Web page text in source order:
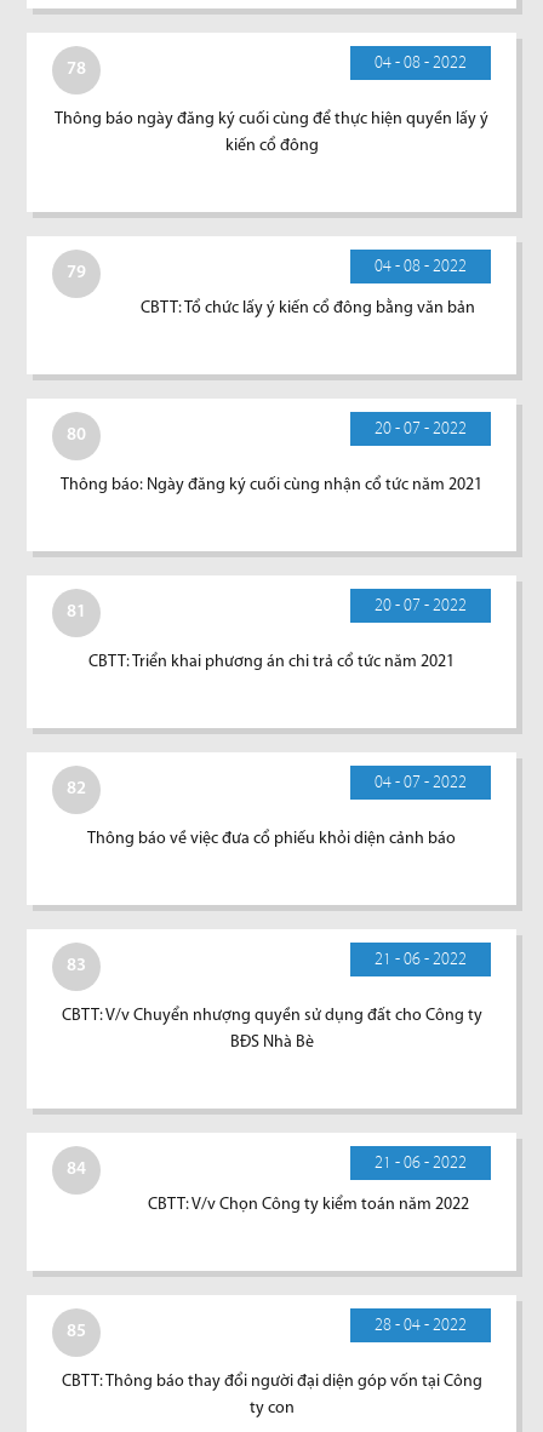
78 04 - 08 - 2022
Thông báo ngày đăng ký cuối cùng để thực hiện quyền lấy ý
kiến cổ đông
79 04 - 08 - 2022
CBTT: Tổ chức lấy ý kiến cổ đông bằng văn bản
80 20 - 07 - 2022
Thông báo: Ngày đăng ký cuối cùng nhận cổ tức năm 2021
81 20 - 07 - 2022
CBTT: Triển khai phương án chi trả cổ tức năm 2021
82 04 - 07 - 2022
Thông báo về việc đưa cổ phiếu khỏi diện cảnh báo
83 21 - 06 - 2022
CBTT: V/v Chuyển nhượng quyền sử dụng đất cho Công ty
BĐS Nhà Bè
84 21 - 06 - 2022
CBTT: V/v Chọn Công ty kiểm toán năm 2022
85 28 - 04 - 2022
CBTT: Thông báo thay đổi người đại diện góp vốn tại Công
ty con